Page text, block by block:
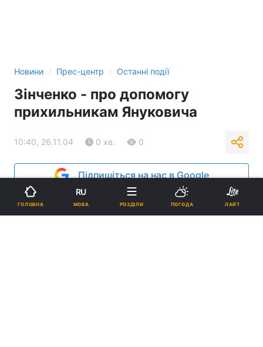
Новини › Прес-центр › Останні події
Зінченко - про допомогу
прихильникам Януковича
10:40, 26.11.04 0 хв. 0
Підпишіться на нас в Google
Реклама
ГОЛОВНА
RU
МОВА РОЗДІЛИ ПОГОДА ЛАЙТ